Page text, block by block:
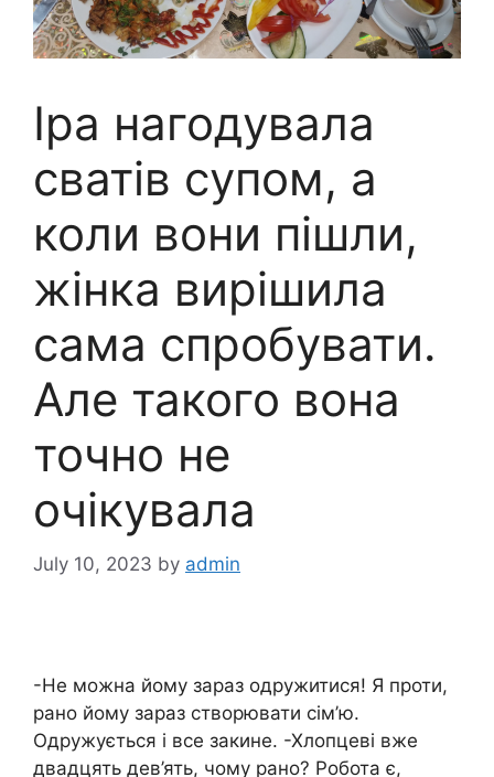
Іра нагодувала
сватів супом, а
коли вони пішли,
жінка вирішила
сама спробувати.
Але такого вона
точно не
очікувала
July 10, 2023 by admin
-Не можна йому зараз одружитися! Я проти,
рано йому зараз створювати сім’ю.
Одружується і все закине. -Хлопцеві вже
двадцять дев’ять, чому рано? Робота є,